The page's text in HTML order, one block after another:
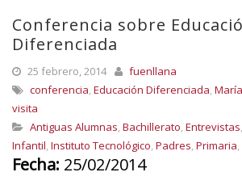
Conferencia sobre
Diferenciada
25 febrero, 2014
fuenllana
conferencia, Educación Diferenciada,
visita
Antiguas Alumnas, Bachillerato, Entrevistas,
Infantil, Instituto Tecnológico, Padres, Primaria,
Fecha: 25/02/2014